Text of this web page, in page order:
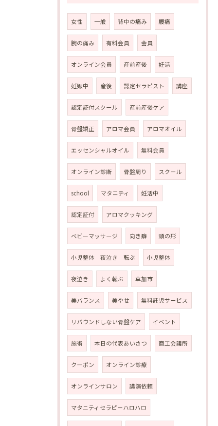
女性 一般 背中の痛み 腰痛
腕の痛み 有料会員 会員
オンライン会員 産前産後 妊活
妊娠中 産後 認定セラピスト 講座
認定証付スクール 産前産後ケア
骨盤矯正 アロマ会員 アロマオイル
エッセンシャルオイル 無料会員
オンライン診断 骨盤周り スクール
school マタニティ 妊活中
認定証付 アロマクッキング
ベビーマッサージ 向き癖 頭の形
小児整体 夜泣き 転ぶ 小児整体
夜泣き よく転ぶ 草加市
美バランス 美やせ 無料託児サービス
リバウンドしない骨盤ケア イベント
施術 本日の代表あいさつ 商工会議所
クーポン オンライン診療
オンラインサロン 講演依頼
マタニティセラピーハロハロ